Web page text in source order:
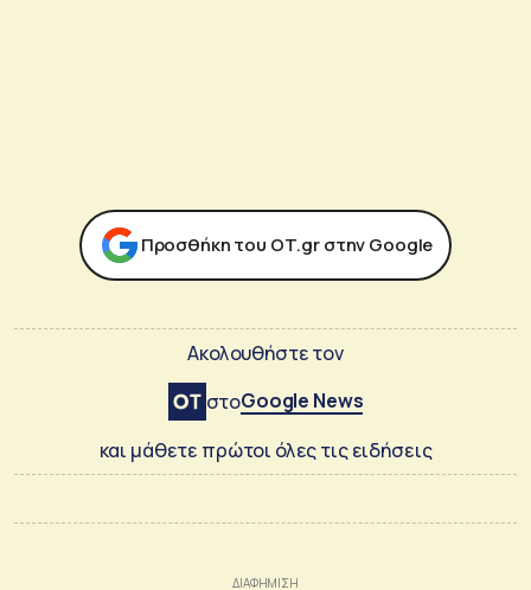
Προσθήκη του ΟΤ.gr στην Google
Ακολουθήστε τον
στοGoogle News
και μάθετε πρώτοι όλες τις ειδήσεις